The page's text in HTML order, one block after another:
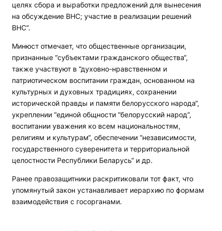
целях сбора и выработки предложений для вынесения
на обсуждение ВНС; участие в реализации решений
ВНС“.
Минюст отмечает, что общественные организации,
признанные “субъектами гражданского общества“,
также участвуют в “духовно-нравственном и
патриотическом воспитании граждан, основанном на
культурных и духовных традициях, сохранении
исторической правды и памяти белорусского народа“,
укреплении “единой общности “белорусский народ“,
воспитании уважения ко всем национальностям,
религиям и культурам“, обеспечении “независимости,
государственного суверенитета и территориальной
целостности Республики Беларусь“ и др.
Ранее правозащитники раскритиковали тот факт, что
упомянутый закон устанавливает иерархию по формам
взаимодействия с госорганами.